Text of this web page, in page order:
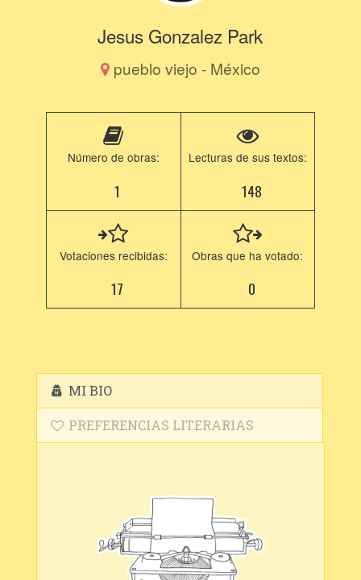
Jesus Gonzalez Park
pueblo viejo - México
Número de obras:
1
Lecturas de sus textos:
148
Votaciones recibidas:
17
Obras que ha votado:
0
MI BIO
PREFERENCIAS LITERARIAS